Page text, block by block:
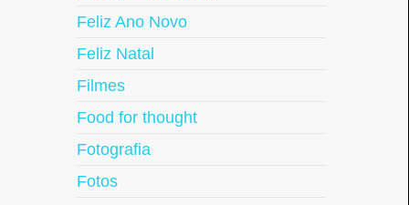
Feliz Ano Novo
Feliz Natal
Filmes
Food for thought
Fotografia
Fotos